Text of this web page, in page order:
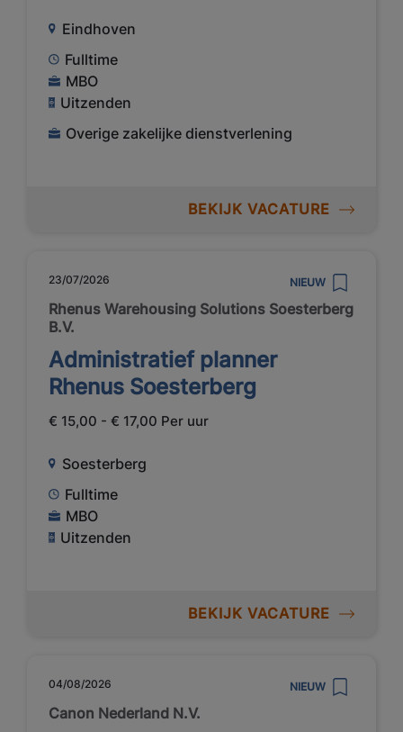
Eindhoven
Fulltime
MBO
Uitzenden
Overige zakelijke dienstverlening
BEKIJK VACATURE
23/07/2026 NIEUW
Rhenus Warehousing Solutions Soesterberg
B.V.
Administratief planner
Rhenus Soesterberg
€ 15,00 - € 17,00 Per uur
Soesterberg
Fulltime
MBO
Uitzenden
BEKIJK VACATURE
04/08/2026 NIEUW
Canon Nederland N.V.